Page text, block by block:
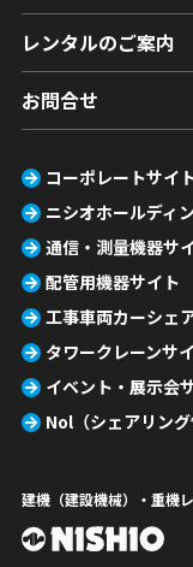
レンタルのご案内
お問合せ
コーポレートサイ
ニシオホールディ
通信・測量機器サ
配管用機器サイト
工事車両カーシェ
タワークレーンサ
イベント・展示会
Nol（シェアリング
建機（建設機械）・重機